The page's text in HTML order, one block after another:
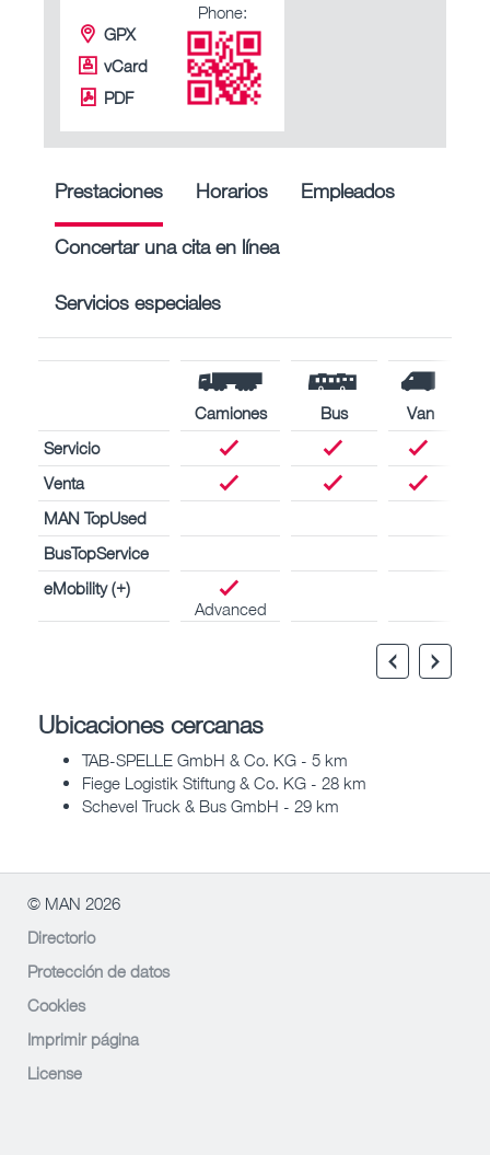
GPX
vCard
PDF
Phone:
Prestaciones Horarios Empleados
Concertar una cita en línea
Servicios especiales
Camiones Bus
Van
Servicio
Venta
MAN TopUsed
BusTopService
eMobility (+)
Advanced
Ubicaciones cercanas
TAB-SPELLE GmbH & Co. KG - 5 km
Fiege Logistik Stiftung & Co. KG - 28 km
Schevel Truck & Bus GmbH - 29 km
© MAN 2026
Directorio
Protección de datos
Cookies
Imprimir página
License